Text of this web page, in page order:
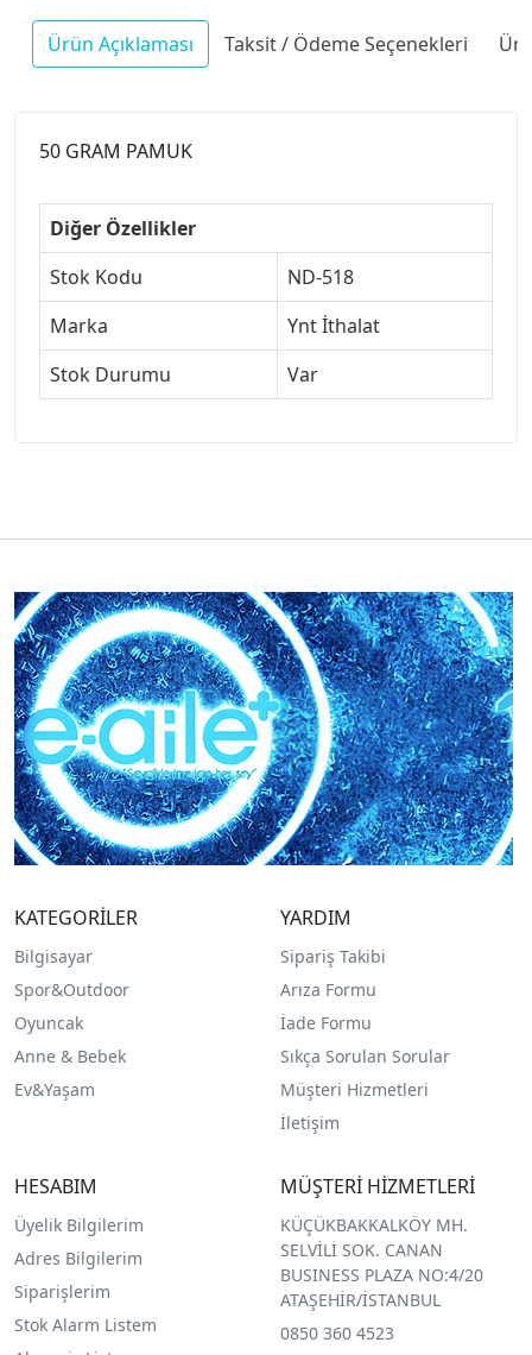
Ürün Açıklaması Taksit / Ödeme Seçenekleri
50 GRAM PAMUK
Diğer Özellikler
Stok Kodu
ND-518
Marka
Ynt İthalat
Stok Durumu
Var
KATEGORİLER
Bilgisayar
Spor&Outdoor
Oyuncak
Anne & Bebek
Ev&Yaşam
YARDIM
Sipariş Takibi
Arıza Formu
İade Formu
Sıkça Sorulan Sorular
Müşteri Hizmetleri
İletişim
HESABIM
Üyelik Bilgilerim
Adres Bilgilerim
Siparişlerim
Stok Alarm Listem
MÜŞTERİ HİZMETLERİ
KÜÇÜKBAKKALKÖY MH.
SELVİLİ SOK. CANAN
BUSINESS PLAZA NO:4/20
ATAŞEHİR/İSTANBUL
0850 360 4523